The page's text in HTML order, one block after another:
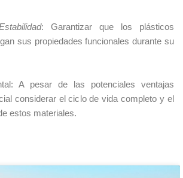
: Garantizar que los plásticos
sus propiedades funcionales durante su
A pesar de las potenciales ventajas
considerar el ciclo de vida completo y el
estos materiales.